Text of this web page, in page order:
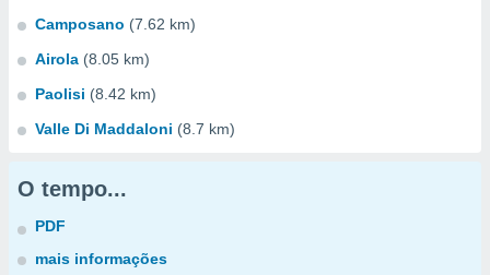
Camposano (7.62 km)
Airola (8.05 km)
Paolisi (8.42 km)
Valle Di Maddaloni (8.7 km)
O tempo...
PDF
mais informações